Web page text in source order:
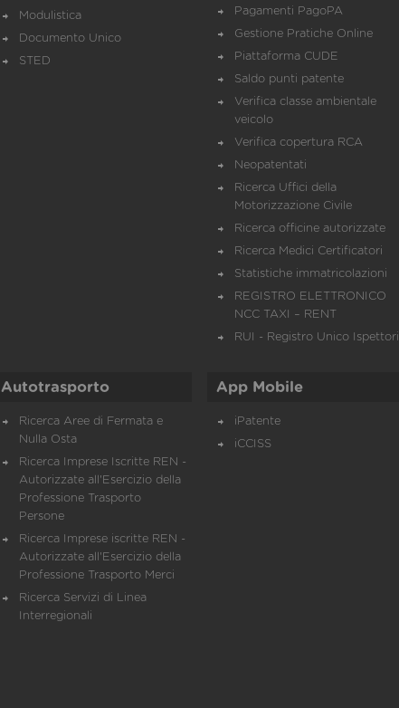
Modulistica
Documento Unico
STED
Pagamenti PagoPA
Gestione Pratiche Online
Piattaforma CUDE
Saldo punti patente
Verifica classe ambientale
veicolo
Verifica copertura RCA
Neopatentati
Ricerca Uffici della
Motorizzazione Civile
Ricerca officine autorizzate
Ricerca Medici Certificatori
Statistiche immatricolazioni
REGISTRO ELETTRONICO
NCC TAXI – RENT
RUI - Registro Unico Ispettori
Autotrasporto
Ricerca Aree di Fermata e
Nulla Osta
Ricerca Imprese Iscritte REN -
Autorizzate all'Esercizio della
Professione Trasporto
Persone
Ricerca Imprese iscritte REN -
Autorizzate all'Esercizio della
Professione Trasporto Merci
Ricerca Servizi di Linea
Interregionali
App Mobile
iPatente
iCCISS